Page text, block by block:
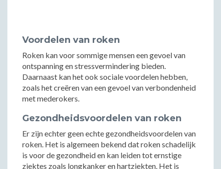
Voordelen van roken
Roken kan voor sommige mensen een gevoel van
ontspanning en stressvermindering bieden.
Daarnaast kan het ook sociale voordelen hebben,
zoals het creëren van een gevoel van verbondenheid
met mederokers.
Gezondheidsvoordelen van roken
Er zijn echter geen echte gezondheidsvoordelen van
roken. Het is algemeen bekend dat roken schadelijk
is voor de gezondheid en kan leiden tot ernstige
ziektes zoals longkanker en hartziekten. Het is